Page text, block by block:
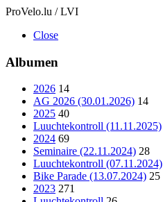
ProVelo.lu / LVI
Close
Albumen
2026 14
AG 2026 (30.01.2026) 14
2025 40
Luuchtekontroll (11.11.2025)
2024 69
Seminaire (22.11.2024) 28
Luuchtekontroll (07.11.2024)
Bike Parade (13.07.2024) 25
2023 271